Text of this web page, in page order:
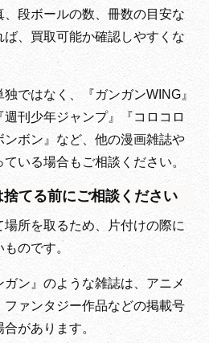
段ボールの数、冊数の目安な
、買取可能か確認しやすくな
独ではなく、『ガンガンWING』
週刊少年ジャンプ』『コロコロ
ンボン』など、他の漫画雑誌や
いる場合もご相談ください。
てる前にご相談ください
所を取るため、片付けの際に
のです。
ン』のような雑誌は、アニメ
ァンタジー作品などの掲載号
があります。